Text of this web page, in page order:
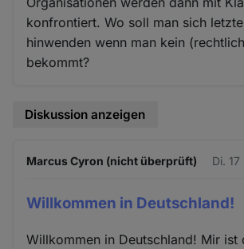
konfrontiert. Wo soll man sich
hinwenden wenn man kein
bekommt?
Diskussion anzeigen
Marcus Cyron (nicht überprüft) Di.
Willkommen in Deutschland!
Willkommen in Deutschland! Mir ist